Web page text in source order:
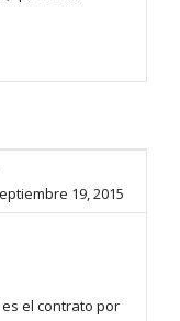
19, 2015
es el contrato por